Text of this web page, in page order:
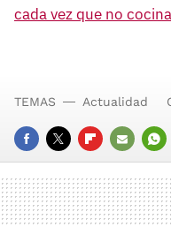
cada vez que no
FACEBOOK
TWITTERFLIPBOARD
E-
MAIL
TEMAS Actualidad